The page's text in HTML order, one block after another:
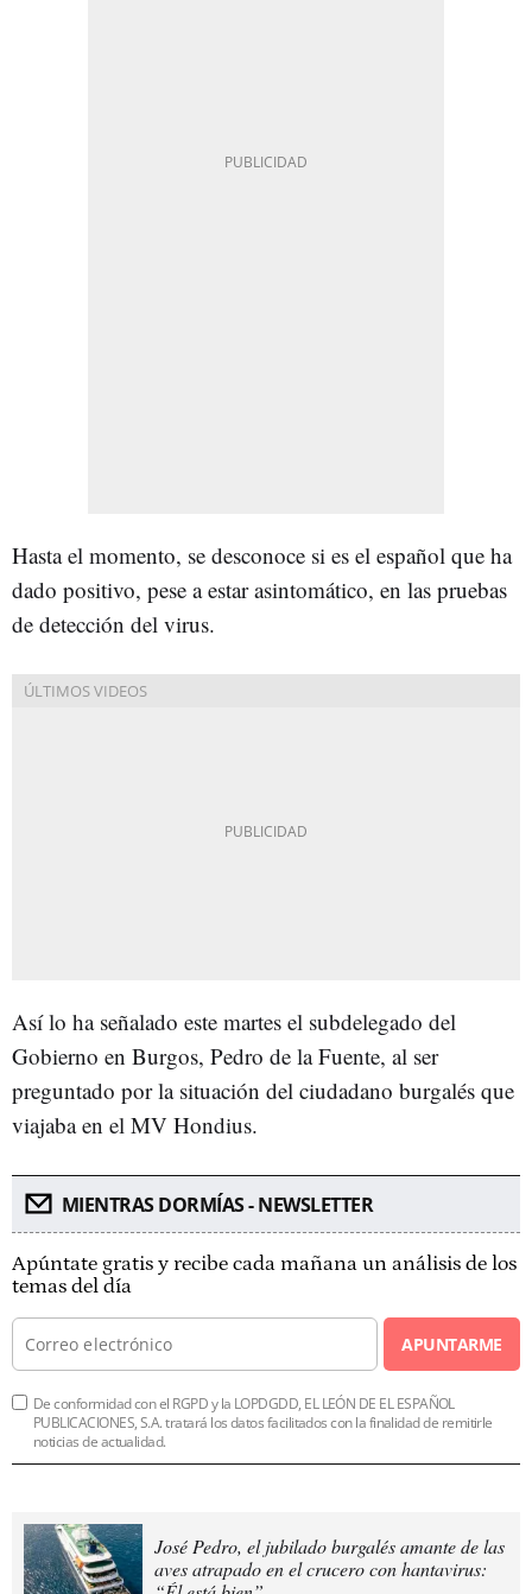
Hasta el momento, se desconoce si es el español que ha
dado positivo, pese a estar asintomático, en las pruebas
de detección del virus.
Así lo ha señalado este martes el subdelegado del
Gobierno en Burgos, Pedro de la Fuente, al ser
preguntado por la situación del ciudadano burgalés que
viajaba en el MV Hondius.
MIENTRAS DORMÍAS - NEWSLETTER
Apúntate gratis y recibe cada mañana un análisis de los
temas del día
APUNTARME
De conformidad con el RGPD y la LOPDGDD, EL LEÓN DE EL ESPAÑOL
PUBLICACIONES, S.A. tratará los datos facilitados con la finalidad de remitirle
noticias de actualidad.
José Pedro, el jubilado burgalés amante de las
aves atrapado en el crucero con hantavirus: